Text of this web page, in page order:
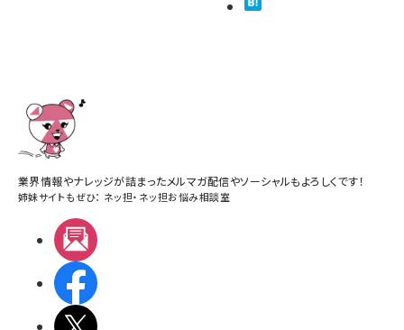
業界情報やナレッジが詰まったメルマガ配信やソーシャルもよろしくです！
姉妹サイトもぜひ： ネッ担・ ネッ担お悩み相談室